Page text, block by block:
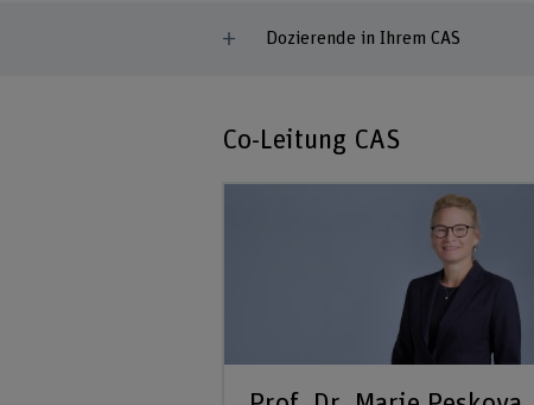
Dozierende in Ihrem CAS
Co-Leitung CAS